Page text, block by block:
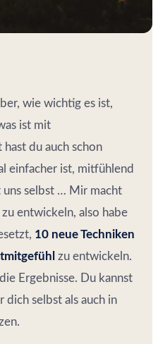
wie wichtig es ist,
ist mit
du auch schon
einfacher ist, mitfühlend
uns selbst … Mir macht
entwickeln, also habe
10 neue Techniken
zu entwickeln.
Ergebnisse. Du kannst
dich selbst als auch in